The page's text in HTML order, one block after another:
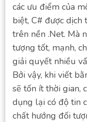
các ưu điểm của
biệt, C# được dịch
trên nền .Net. Mà
tượng tốt, mạnh,
giải quyết nhiều
Bởi vậy, khi viết
sẽ tốn ít thời gian,
dụng lại có độ tin
chất hướng đối